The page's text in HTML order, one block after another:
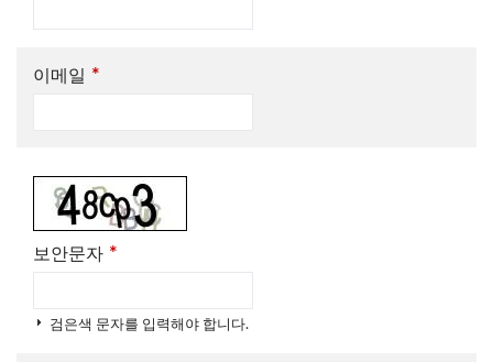
이메일 *
보안문자 *
검은색 문자를 입력해야 합니다.